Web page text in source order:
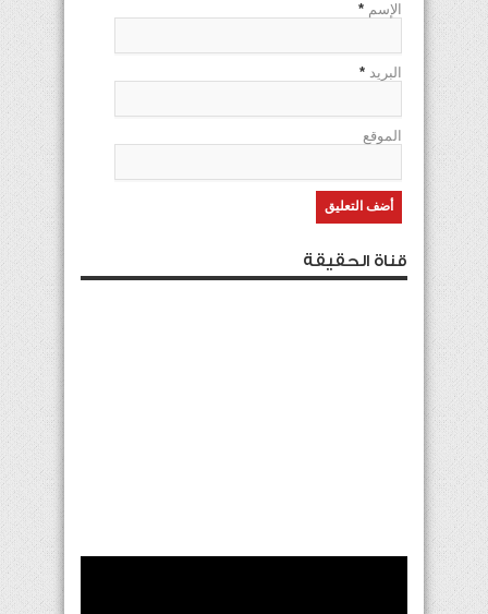
الإسم *
البريد *
الموقع
قناة الحقيقة